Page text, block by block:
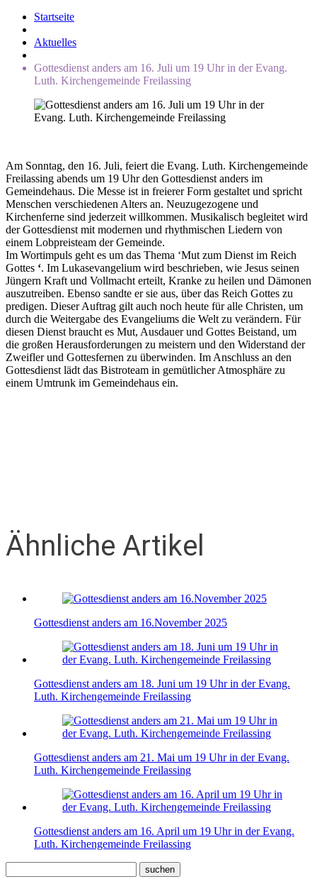
Startseite
Aktuelles
Gottesdienst anders am 16. Juli um 19 Uhr in der Evang.
Luth. Kirchengemeinde Freilassing
Am Sonntag, den 16. Juli, feiert die Evang. Luth. Kirchengemeinde
Freilassing abends um 19 Uhr den Gottesdienst anders im
Gemeindehaus. Die Messe ist in freierer Form gestaltet und spricht
Menschen verschiedenen Alters an. Neuzugezogene und
Kirchenferne sind jederzeit willkommen. Musikalisch begleitet wird
der Gottesdienst mit modernen und rhythmischen Liedern von
einem Lobpreisteam der Gemeinde.
Im Wortimpuls geht es um das Thema ‘Mut zum Dienst im Reich
Gottes ‘. Im Lukasevangelium wird beschrieben, wie Jesus seinen
Jüngern Kraft und Vollmacht erteilt, Kranke zu heilen und Dämonen
auszutreiben. Ebenso sandte er sie aus, über das Reich Gottes zu
predigen. Dieser Auftrag gilt auch noch heute für alle Christen, um
durch die Weitergabe des Evangeliums die Welt zu verändern. Für
diesen Dienst braucht es Mut, Ausdauer und Gottes Beistand, um
die großen Herausforderungen zu meistern und den Widerstand der
Zweifler und Gottesfernen zu überwinden. Im Anschluss an den
Gottesdienst lädt das Bistroteam in gemütlicher Atmosphäre zu
einem Umtrunk im Gemeindehaus ein.
Ähnliche Artikel
Gottesdienst anders am 16.November 2025
Gottesdienst anders am 18. Juni um 19 Uhr in der Evang.
Luth. Kirchengemeinde Freilassing
Gottesdienst anders am 21. Mai um 19 Uhr in der Evang.
Luth. Kirchengemeinde Freilassing
Gottesdienst anders am 16. April um 19 Uhr in der Evang.
Luth. Kirchengemeinde Freilassing